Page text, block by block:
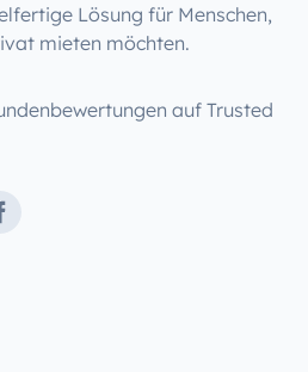
Lösung für Menschen,
mieten möchten.
auf Trusted